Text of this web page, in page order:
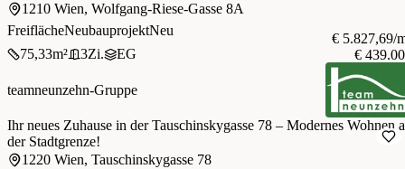
1210 Wien, Wolfgang-Riese-Gasse 8A
FreiflächeNeubauprojektNeu
75,33m² 3Zi. EG
€ 5.827,69/
€
teamneunzehn-Gruppe
Ihr neues Zuhause in der Tauschinskygasse 78 – Modernes Wohnen
der Stadtgrenze!
1220 Wien, Tauschinskygasse 78